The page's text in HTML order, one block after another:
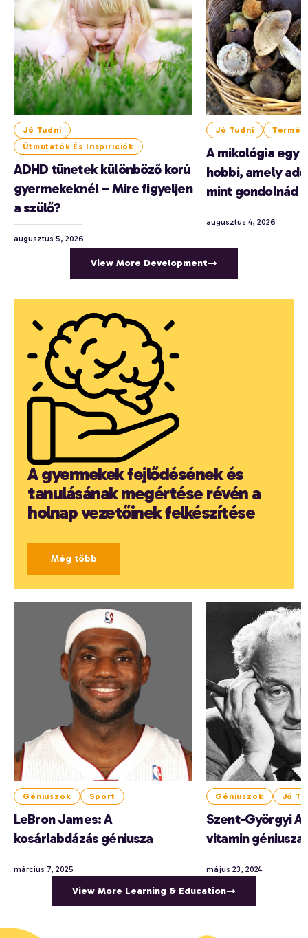
Jó Tudni
Útmutatók És Inspiriciók
ADHD tünetek különböző korú
gyermekeknél – Mire figyeljen
a szülő?
augusztus 5, 2026
Jó Tudni
A mikológia egy
hobbi, amely
mint gondolnád
augusztus 4, 2026
View More Development
A gyermekek fejlődésének és
tanulásának megértése révén a
holnap vezetőinek felkészítése
Még több
Géniuszok Sport
LeBron James: A
kosárlabdázás géniusza
március 7, 2025
Géniuszok Jó
Szent-Györgyi
vitamin géniusza
május 23, 2024
View More Learning & Education